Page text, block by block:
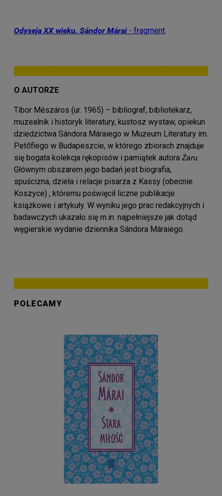
Odyseja XX wieku. Sándor Márai - fragment
O AUTORZE
Tibor Mészáros (ur. 1965) – bibliograf, bibliotekarz,
muzealnik i historyk literatury, kustosz wystaw, opiekun
dziedzictwa Sándora Máraiego w Muzeum Literatury im.
Petőfiego w Budapeszcie, w którego zbiorach znajduje
się bogata kolekcja rękopisów i pamiątek autora Żaru
Głównym obszarem jego badań jest biografia,
spuścizna, dzieła i relacje pisarza z Kassy (obecnie
Koszyce) , któremu poświęcił liczne publikacje
książkowe i artykuły. W wyniku jego prac redakcyjnych i
badawczych ukazało się m.in. najpełniejsze jak dotąd
węgierskie wydanie dziennika Sándora Máraiego.
POLECAMY